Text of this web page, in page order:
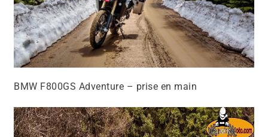
BMW F800GS Adventure – prise en main